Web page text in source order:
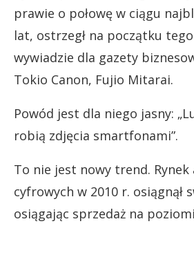
prawie o połowę w ciągu
lat, ostrzegł na początku
wywiadzie dla gazety
Tokio Canon, Fujio Mitarai.
Powód jest dla niego jasny:
robią zdjęcia smartfonami”.
To nie jest nowy trend.
cyfrowych w 2010 r. osiągnął
osiągając sprzedaż na